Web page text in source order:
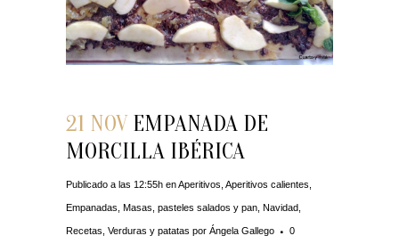
21 NOVEMPANADA DE
MORCILLA IBÉRICA
Publicado a las 12:55h enAperitivos, Aperitivos calientes,
Empanadas, Masas, pasteles salados y pan, Navidad,
Recetas, Verduras y patatas por Ángela Gallego 0